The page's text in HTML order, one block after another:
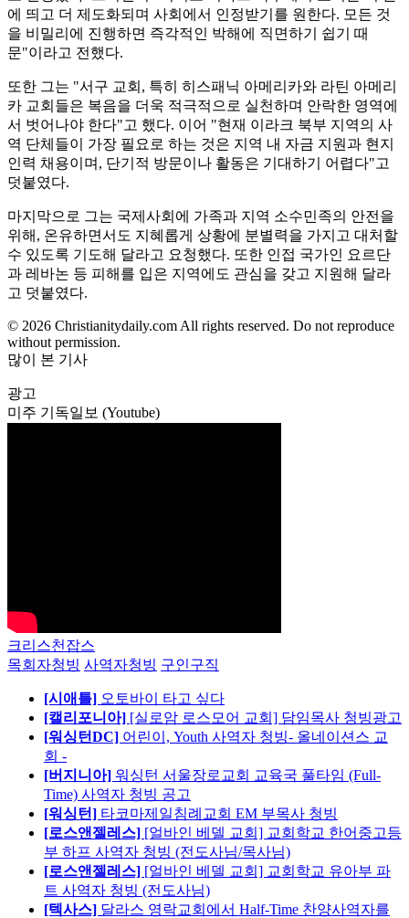
에 띄고 더 제도화되며 사회에서 인정받기를 원한다. 모든 것
을 비밀리에 진행하면 즉각적인 박해에 직면하기 쉽기 때
문"이라고 전했다.
또한 그는 "서구 교회, 특히 히스패닉 아메리카와 라틴 아메리
카 교회들은 복음을 더욱 적극적으로 실천하며 안락한 영역에
서 벗어나야 한다"고 했다. 이어 "현재 이라크 북부 지역의 사
역 단체들이 가장 필요로 하는 것은 지역 내 자금 지원과 현지
인력 채용이며, 단기적 방문이나 활동은 기대하기 어렵다"고
덧붙였다.
마지막으로 그는 국제사회에 가족과 지역 소수민족의 안전을
위해, 온유하면서도 지혜롭게 상황에 분별력을 가지고 대처할
수 있도록 기도해 달라고 요청했다. 또한 인접 국가인 요르단
과 레바논 등 피해를 입은 지역에도 관심을 갖고 지원해 달라
고 덧붙였다.
© 2026 Christianitydaily.com All rights reserved. Do not reproduce
without permission.
많이 본 기사
광고
미주 기독일보 (Youtube)
크리스천잡스
목회자청빙 사역자청빙 구인구직
[시애틀] 오토바이 타고 싶다
[캘리포니아] [실로암 로스모어 교회] 담임목사 청빙광고
[워싱턴DC] 어린이, Youth 사역자 청빙- 올네이션스 교
회 -
[버지니아] 워싱턴 서울장로교회 교육국 풀타임 (Full-
Time) 사역자 청빙 공고
[워싱턴] 타코마제일침례교회 EM 부목사 청빙
[로스앤젤레스] [얼바인 베델 교회] 교회학교 한어중고등
부 하프 사역자 청빙 (전도사님/목사님)
[로스앤젤레스] [얼바인 베델 교회] 교회학교 유아부 파
트 사역자 청빙 (전도사님)
[텍사스] 달라스 영락교회에서 Half-Time 찬양사역자를